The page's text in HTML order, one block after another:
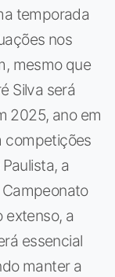
temporada
nos
mesmo que
Silva será
2025, ano em
competições
a
extenso, a
essencial
manter a